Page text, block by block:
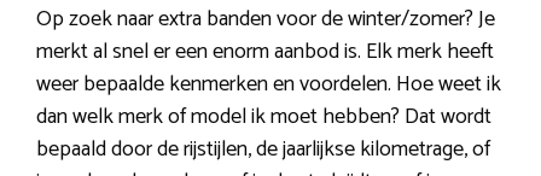
Op zoek naar extra banden voor de winter/zomer? Je
merkt al snel er een enorm aanbod is. Elk merk heeft
weer bepaalde kenmerken en voordelen. Hoe weet ik
dan welk merk of model ik moet hebben? Dat wordt
bepaald door de rijstijlen, de jaarlijkse kilometrage, of